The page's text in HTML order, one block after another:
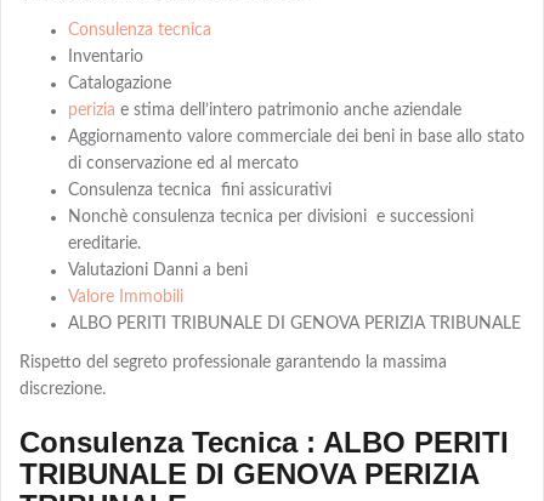
Consulenza tecnica
Inventario
Catalogazione
perizia e stima dell’intero patrimonio anche aziendale
Aggiornamento valore commerciale dei beni in base allo stato
di conservazione ed al mercato
Consulenza tecnica fini assicurativi
Nonchè consulenza tecnica per divisioni e successioni
ereditarie.
Valutazioni Danni a beni
Valore Immobili
ALBO PERITI TRIBUNALE DI GENOVA PERIZIA TRIBUNALE
Rispetto del segreto professionale garantendo la massima
discrezione.
Consulenza Tecnica : ALBO PERITI
TRIBUNALE DI GENOVA PERIZIA